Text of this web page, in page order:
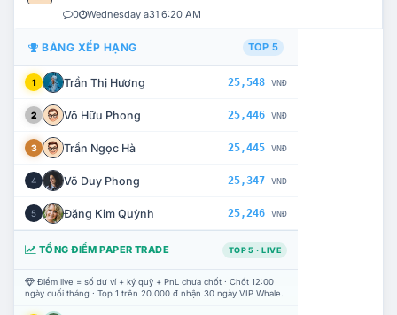
0 Wednesday a31 6:20 AM
BẢNG XẾP HẠNG TOP 5
1 Trần Thị Hương 25,548 VNĐ
2 Võ Hữu Phong 25,446 VNĐ
3 Trần Ngọc Hà 25,445 VNĐ
4 Võ Duy Phong 25,347 VNĐ
5 Đặng Kim Quỳnh 25,246 VNĐ
TỔNG ĐIỂM PAPER TRADE TOP 5 · LIVE
Điểm live = số dư ví + ký quỹ + PnL chưa chốt · Chốt 12:00
ngày cuối tháng · Top 1 trên 20.000 đ nhận 30 ngày VIP Whale.